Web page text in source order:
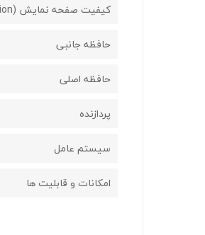
کیفیت صفحه نمایش (Resolution)
حافظه جانبی
حافظه اصلی
پردازنده
سیستم عامل
امکانات و قابلیت ها